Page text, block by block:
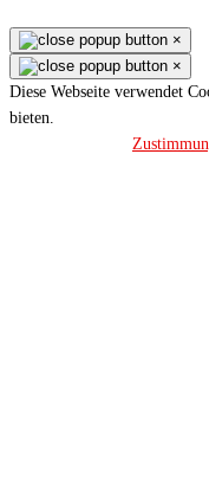
×
×
Diese Webseite verwendet
bieten.